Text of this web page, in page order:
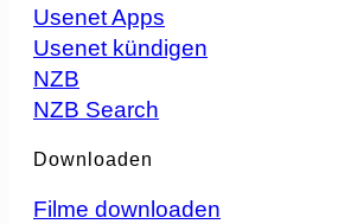
Usenet Apps
Usenet kündigen
NZB
NZB Search
Downloaden
Filme downloaden